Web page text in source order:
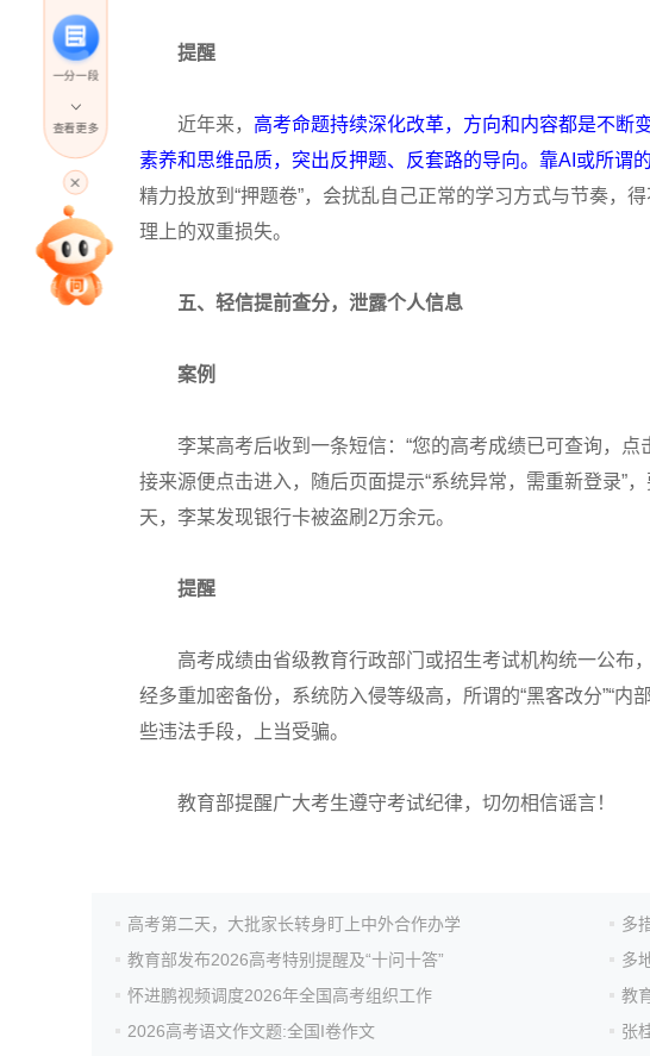
提醒
近年来， 高考命题持续深化改革，方向和内容都是不断
素养和思维品质，突出反押题、反套路的导向。靠AI或所谓
精力投放到“押题卷”，会扰乱自己正常的学习方式与节奏，
理上的双重损失。
五、轻信提前查分，泄露个人信息
案例
李某高考后收到一条短信：“您的高考成绩已可查询，点
接来源便点击进入，随后页面提示“系统异常，需重新登录”
天，李某发现银行卡被盗刷2万余元。
提醒
高考成绩由省级教育行政部门或招生考试机构统一公布
经多重加密备份，系统防入侵等级高，所谓的“黑客改分”“内
些违法手段，上当受骗。
教育部提醒广大考生遵守考试纪律，切勿相信谣言！
高考第二天，大批家长转身盯上中外合作办学
多
教育部发布2026高考特别提醒及“十问十答”
多
怀进鹏视频调度2026年全国高考组织工作
教
2026高考语文作文题:全国I卷作文
张
一分一段
高考直播
专家指导课
查看更多